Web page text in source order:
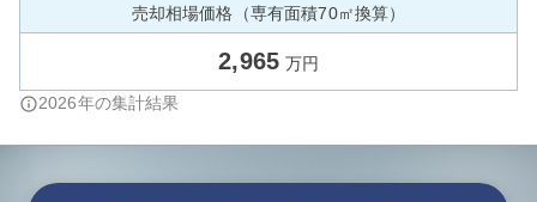
売却相場価格（専有面積70㎡換算）
2,965 万円
2026年の集計結果